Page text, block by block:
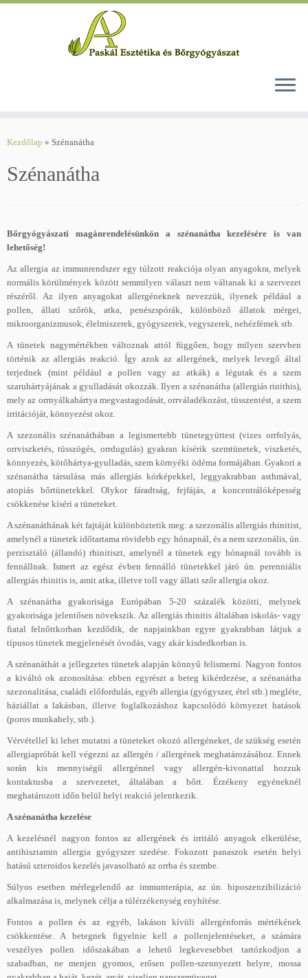
Kezdőlap » Szénanátha
Szénanátha
Bőrgyógyászati magánrendelésünkön a szénanátha kezelésére is van
lehetőség!
Az allergia az immunrendszer egy túlzott reakciója olyan anyagokra, melyek
normális körülmények között semmilyen választ nem váltanak ki a szervezet
részéről. Az ilyen anyagokat allergéneknek nevezzük, ilyenek például a
pollen, állati szőrök, atka, penészspórák, különböző állatok mérgei,
mikroorganizmusok, élelmiszerek, gyógyszerek, vegyszerek, nehézfémek stb.
A tünetek nagymértékben változnak attól függően, hogy milyen szervben
történik az allergiás reakció. Így azok az allergének, melyek levegő által
terjednek (mint például a pollen vagy az atkák) a légutak és a szem
szaruhártyájának a gyulladását okozzák. Ilyen a szénanátha (allergiás rinithis),
mely az orrnyálkahártya megvastagodását, orrváladékozást, tüsszentést, a szem
irritációját, könnyezést okoz.
A szezonális szénanáthában a legismertebb tünetegyüttest (vizes orrfolyás,
orrviszketés, tüsszögés, orrdugulás) gyakran kísérik szemtünetek, viszketés,
könnyezés, kötőhártya-gyulladás, szem környéki ödéma formájában. Gyakori a
szénanátha társulása más allergiás kórképekkel, leggyakrabban asthmával,
atopiás bőrtünetekkel. Olykor fáradtság, fejfájás, a koncentrálóképesség
csökkenése kíséri a tüneteket.
A szénanáthának két fajtáját különböztetik meg: a szezonális allergiás rhinitist,
amelynél a tünetek időtartama rövidebb egy hónapnál, és a nem szezonális, ún.
perzisztáló (állandó) rhinitiszt, amelynél a tünetek egy hónapnál tovább is
fennállnak. Ismert az egész évben fennálló tünetekkel járó ún. perenniális
allergiás rhinitis is, amit atka, illetve toll vagy állati szőr allergia okoz.
A szénanátha gyakorisága Európában 5-20 százalék közötti, melynek
gyakorisága jelentősen növekszik. Az allergiás rhinitis általában iskolás- vagy
fiatal felnőttkorban kezdődik, de napjainkban egyre gyakrabban látjuk a
típusos tünetek megjelenését óvodás, vagy akár kisdedkorban is.
A szénanáthát a jellegzetes tünetek alapján könnyű felismerni. Nagyon fontos
a kiváltó ok azonosítása: ebben egyrészt a beteg kikérdezése, a szénanátha
szezonalitása, családi előfordulás, egyéb allergia (gyógyszer, étel stb.) megléte,
háziállat a lakásban, illetve foglalkozáshoz kapcsolódó környezet hatások
(poros munkahely, stb.).
Vérvétellel ki lehet mutatni a tüneteket okozó allergéneket, de szükség esetén
allergiapróbát kell végezni az allergén / allergének meghatározásához. Ennek
során kis mennyiségű allergénnel vagy allergén-kivonattal hozzuk
kontaktusba a szervezetet, általában a bőrt. Érzékeny egyéneknél
meghatározott időn belül helyi reakció jelentkezik.
A szénanátha kezelése
A kezelésnél nagyon fontos az allergének és irritáló anyagok elkerülése,
antihisztamin allergia gyógyszer szedése. Fokozott panaszok esetén helyi
hatású szteroidos kezelés javasolható az orrba és szembe.
Súlyos esetben mérlegelendő az immunterápia, az ún. hiposzenzibilizáció
alkalmazása is, melynek célja a túlérzékenység enyhítése.
Fontos a pollen és az egyéb, lakáson kívüli allergénforrás mértékének
csökkentése. A betegnek figyelnie kell a pollenjelentéseket, a számára
veszélyes pollen időszakában a lehető legkevesebbet tartózkodjon a
szabadban, ne menjen gyomos, erősen pollen-szennyezett helyre, mossa